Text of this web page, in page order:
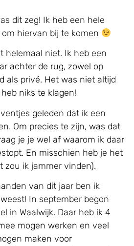
dit zeg! Ik heb een hele
hiervan bij te komen
helemaal niet. Ik heb een
achter de rug, zowel op
als privé. Het was niet altijd
niks te klagen!
geleden dat ik een
Om precies te zijn, was dat
je je wel af waarom ik daar
En misschien heb je het
zou ik jammer vinden).
van dit jaar ben ik
In september begon
in Waalwijk. Daar heb ik 4
mogen werken en veel
maken voor